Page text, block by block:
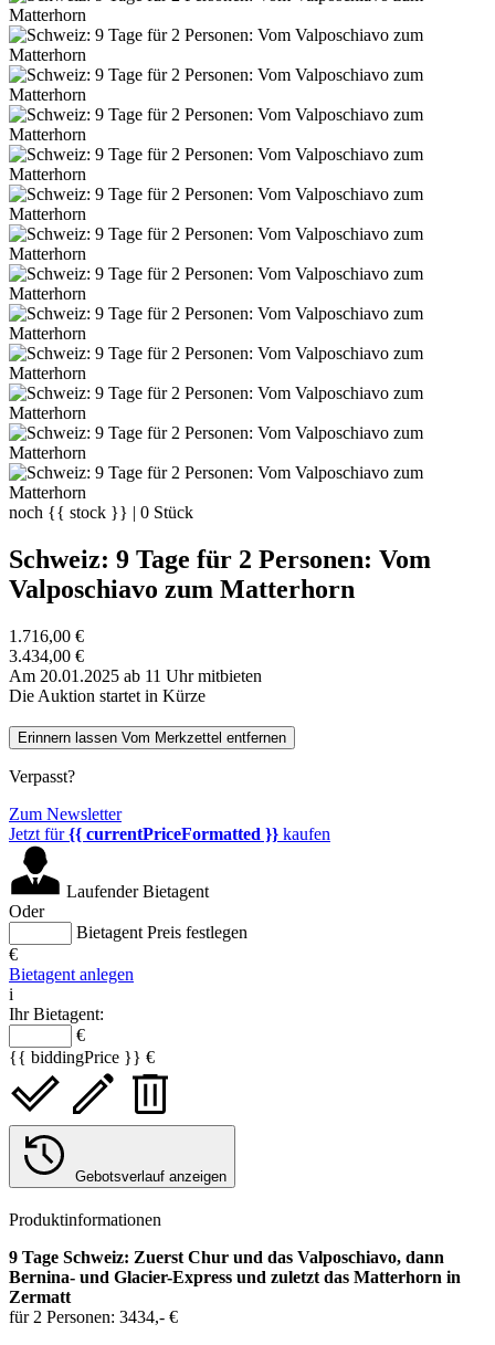
noch {{ stock }} | 0 Stück
Schweiz: 9 Tage für 2 Personen: Vom
Valposchiavo zum Matterhorn
1.716,00 €
3.434,00 €
Am 20.01.2025 ab 11 Uhr mitbieten
Die Auktion startet in Kürze
Erinnern lassen Vom Merkzettel entfernen
Verpasst?
Zum Newsletter
Jetzt für{{ currentPriceFormatted }} kaufen
Laufender Bietagent
Oder
Bietagent Preis festlegen
€
Bietagent anlegen
i
Ihr Bietagent:
€
{{ biddingPrice }} €
Gebotsverlauf anzeigen
Produktinformationen
9 Tage Schweiz: Zuerst Chur und das Valposchiavo, dann
Bernina- und Glacier-Express und zuletzt das Matterhorn in
Zermatt
für 2 Personen: 3434,- €